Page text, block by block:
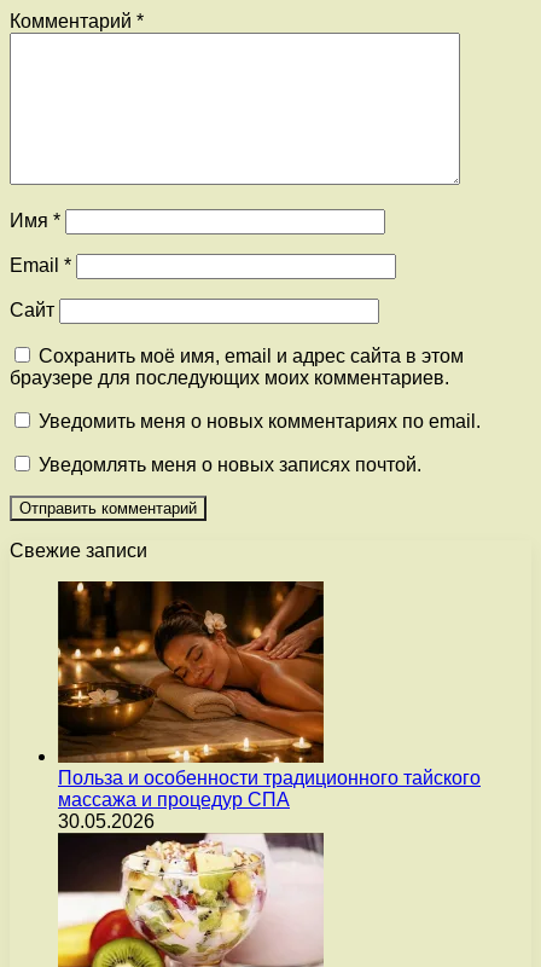
Комментарий *
Имя *
Email *
Сайт
Сохранить моё имя, email и адрес сайта в этом
браузере для последующих моих комментариев.
Уведомить меня о новых комментариях по email.
Уведомлять меня о новых записях почтой.
Свежие записи
Польза и особенности традиционного тайского
массажа и процедур СПА
30.05.2026